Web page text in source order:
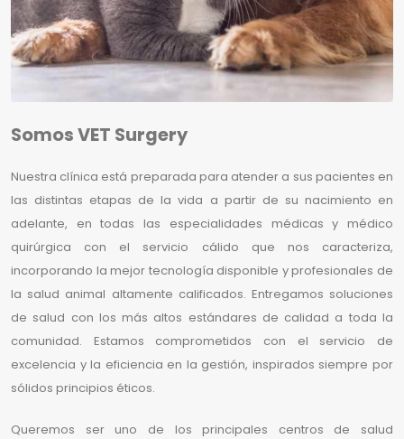
Somos VET Surgery
Nuestra clínica está preparada para atender a sus pacientes en
las distintas etapas de la vida a partir de su nacimiento en
adelante, en todas las especialidades médicas y médico
quirúrgica con el servicio cálido que nos caracteriza,
incorporando la mejor tecnología disponible y profesionales de
la salud animal altamente calificados. Entregamos soluciones
de salud con los más altos estándares de calidad a toda la
comunidad. Estamos comprometidos con el servicio de
excelencia y la eficiencia en la gestión, inspirados siempre por
sólidos principios éticos.
Queremos ser uno de los principales centros de salud